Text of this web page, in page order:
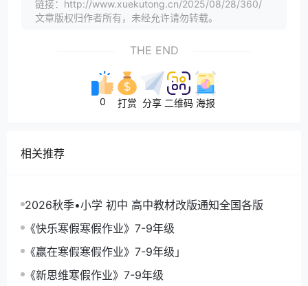
链接：http://www.xuekutong.cn/2025/08/28/360/
文章版权归作者所有，未经允许请勿转载。
THE END
0 打赏 分享 二维码 海报
相关推荐
2026秋季•小学 初中 高中教材改版通知全国各版
《快乐寒假寒假作业》7-9年级
《赢在寒假寒假作业》7-9年级」
《新思维寒假作业》7-9年级